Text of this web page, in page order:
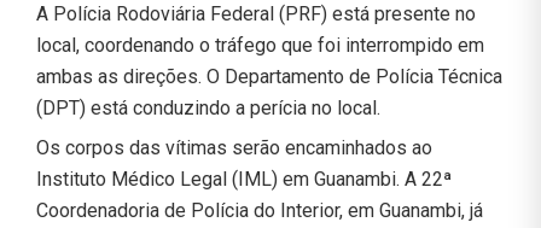
A Polícia Rodoviária Federal (PRF) está presente no
local, coordenando o tráfego que foi interrompido em
ambas as direções. O Departamento de Polícia Técnica
(DPT) está conduzindo a perícia no local.
Os corpos das vítimas serão encaminhados ao
Instituto Médico Legal (IML) em Guanambi. A 22ª
Coordenadoria de Polícia do Interior, em Guanambi, já